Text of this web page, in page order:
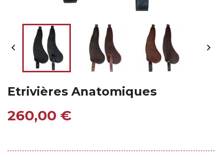
 
Etrivières Anatomiques
260,00 €